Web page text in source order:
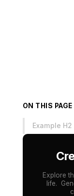
ON THIS PAGE
Example H2
Explore
life.